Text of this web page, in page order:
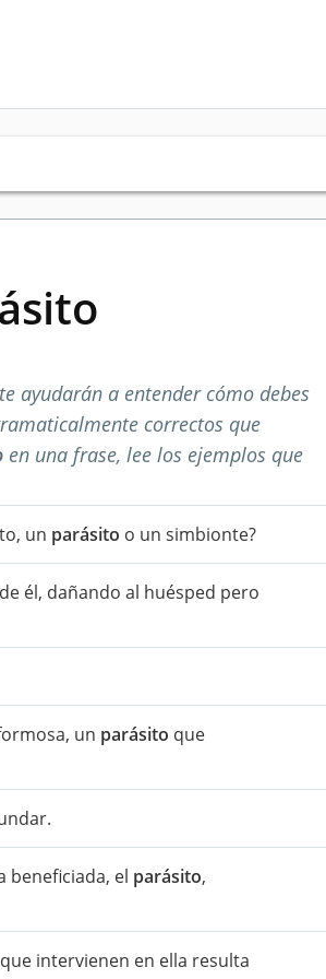
ayudarán a entender cómo debes
correctos que
en una frase, lee los ejemplos que
un parásito o un simbionte?
él, dañando al huésped pero
un parásito que
beneficiada, el parásito,
intervienen en ella resulta